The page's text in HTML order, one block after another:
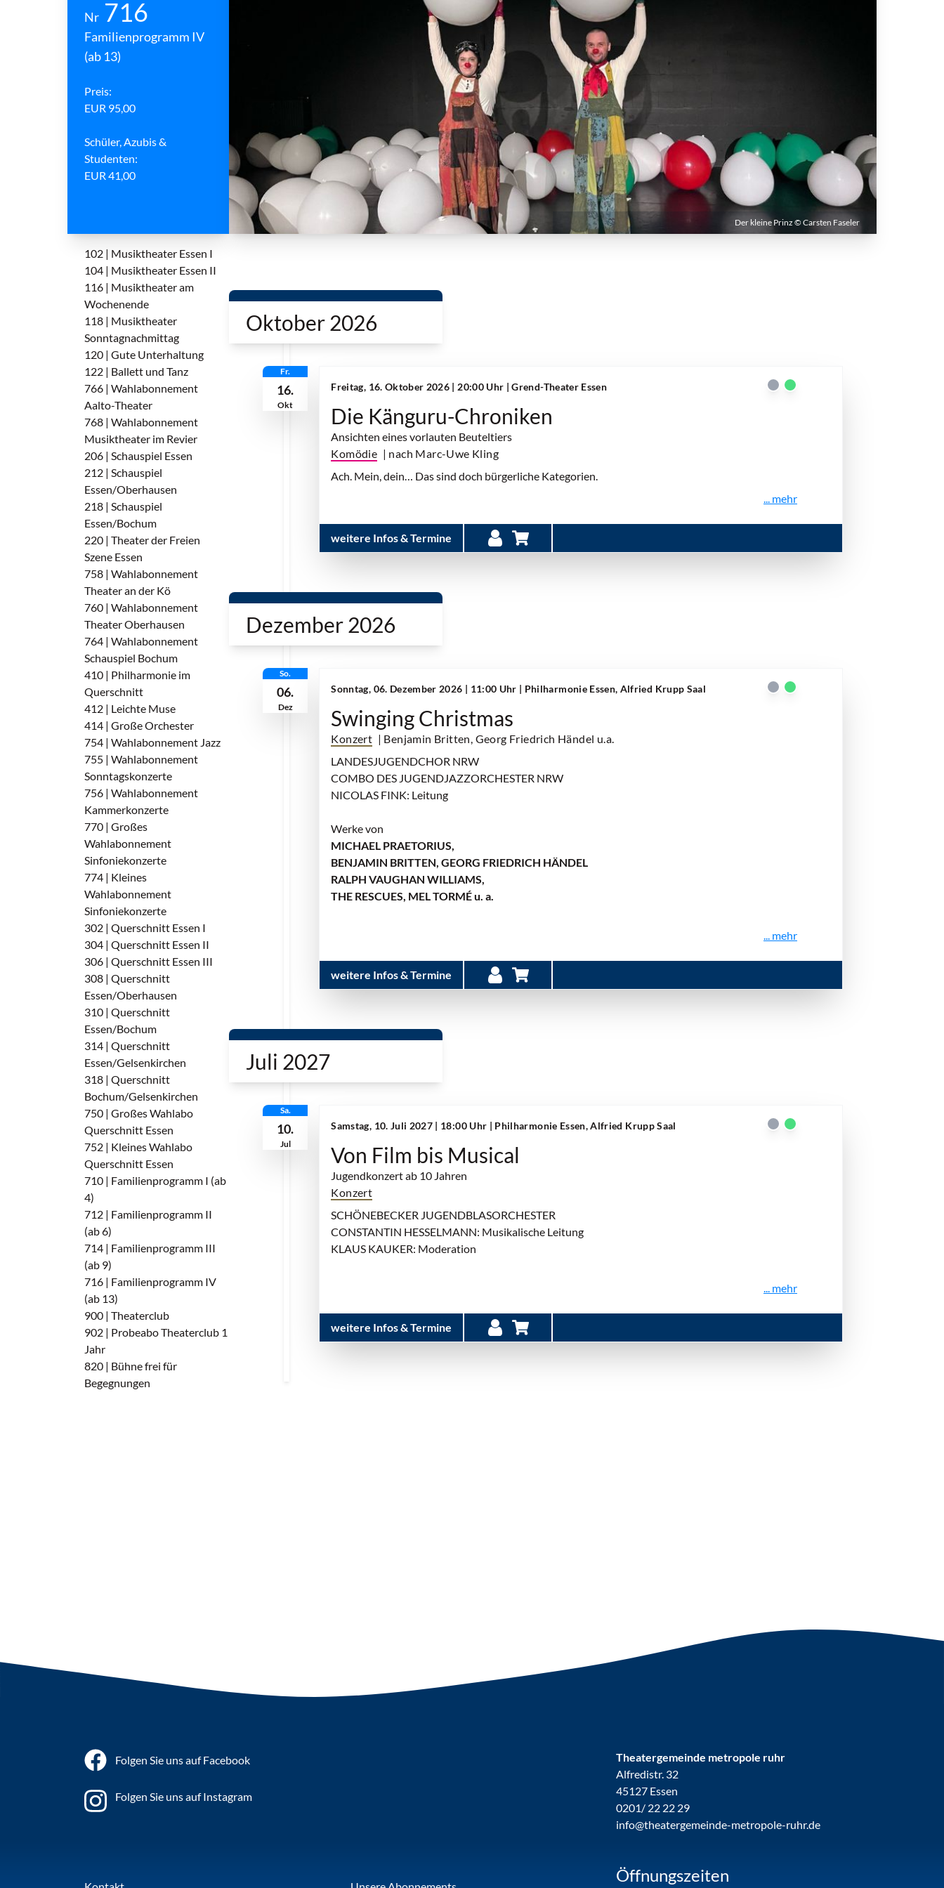
Nr 716
Familienprogramm IV
(ab 13)
Preis:
EUR 95,00
Schüler, Azubis &
Studenten:
EUR 41,00
Der kleine Prinz © Carsten Faseler
102 | Musiktheater Essen I
104 | Musiktheater Essen II
116 | Musiktheater am
Wochenende
118 | Musiktheater
Sonntagnachmittag
120 | Gute Unterhaltung
122 | Ballett und Tanz
766 | Wahlabonnement
Aalto-Theater
768 | Wahlabonnement
Musiktheater im Revier
206 | Schauspiel Essen
212 | Schauspiel
Essen/Oberhausen
218 | Schauspiel
Essen/Bochum
220 | Theater der Freien
Szene Essen
758 | Wahlabonnement
Theater an der Kö
760 | Wahlabonnement
Theater Oberhausen
764 | Wahlabonnement
Schauspiel Bochum
410 | Philharmonie im
Querschnitt
412 | Leichte Muse
414 | Große Orchester
754 | Wahlabonnement Jazz
755 | Wahlabonnement
Sonntagskonzerte
756 | Wahlabonnement
Kammerkonzerte
770 | Großes
Wahlabonnement
Sinfoniekonzerte
774 | Kleines
Wahlabonnement
Sinfoniekonzerte
302 | Querschnitt Essen I
304 | Querschnitt Essen II
306 | Querschnitt Essen III
308 | Querschnitt
Essen/Oberhausen
310 | Querschnitt
Essen/Bochum
314 | Querschnitt
Essen/Gelsenkirchen
318 | Querschnitt
Bochum/Gelsenkirchen
750 | Großes Wahlabo
Querschnitt Essen
752 | Kleines Wahlabo
Querschnitt Essen
710 | Familienprogramm I (ab
4)
712 | Familienprogramm II
(ab 6)
714 | Familienprogramm III
(ab 9)
716 | Familienprogramm IV
(ab 13)
900 | Theaterclub
902 | Probeabo Theaterclub 1
Jahr
820 | Bühne frei für
Begegnungen
Oktober 2026
Fr.
16.
Okt
Freitag, 16. Oktober 2026 | 20:00 Uhr | Grend-Theater Essen
Die Känguru-Chroniken
Ansichten eines vorlauten Beuteltiers
Komödie | nach Marc-Uwe Kling
Ach. Mein, dein… Das sind doch bürgerliche Kategorien.
... mehr
weitere Infos & Termine
Dezember 2026
So.
06.
Dez
Sonntag, 06. Dezember 2026 | 11:00 Uhr | Philharmonie Essen, Alfried Krupp Saal
Swinging Christmas
Konzert | Benjamin Britten, Georg Friedrich Händel u.a.
LANDESJUGENDCHOR NRW
COMBO DES JUGENDJAZZORCHESTER NRW
NICOLAS FINK: Leitung
Werke von
MICHAEL PRAETORIUS,
BENJAMIN BRITTEN, GEORG FRIEDRICH HÄNDEL
RALPH VAUGHAN WILLIAMS,
THE RESCUES, MEL TORMÉ u. a.
... mehr
weitere Infos & Termine
Juli 2027
Sa.
10.
Jul
Samstag, 10. Juli 2027 | 18:00 Uhr | Philharmonie Essen, Alfried Krupp Saal
Von Film bis Musical
Jugendkonzert ab 10 Jahren
Konzert
SCHÖNEBECKER JUGENDBLASORCHESTER
CONSTANTIN HESSELMANN: Musikalische Leitung
KLAUS KAUKER: Moderation
... mehr
weitere Infos & Termine
Folgen Sie uns auf Facebook
Folgen Sie uns auf Instagram
Theatergemeinde metropole ruhr
Alfredistr. 32
45127 Essen
0201/ 22 22 29
info@theatergemeinde-metropole-ruhr.de
Öffnungszeiten